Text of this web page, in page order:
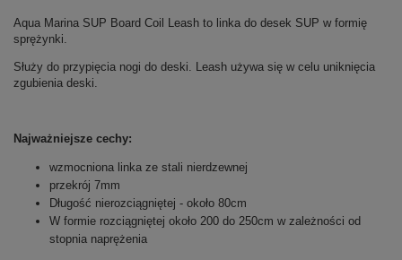
Aqua Marina SUP Board Coil Leash to linka do desek SUP w formię
sprężynki.
Służy do przypięcia nogi do deski. Leash używa się w celu uniknięcia
zgubienia deski.
Najważniejsze cechy:
wzmocniona linka ze stali nierdzewnej
przekrój 7mm
Długość nierozciągniętej - około 80cm
W formie rozciągniętej około 200 do 250cm w zależności od
stopnia naprężenia